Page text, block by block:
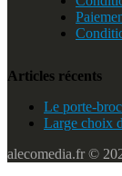
Articles récents
Le porte-
Large choix
alecomedia.fr ©